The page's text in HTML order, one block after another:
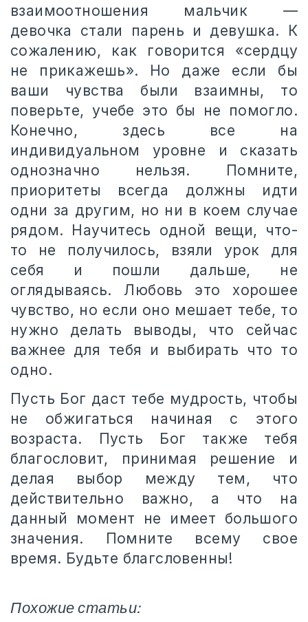
взаимоотношения мальчик —
девочка стали парень и девушка. К
сожалению, как говорится «сердцу
не прикажешь». Но даже если бы
ваши чувства были взаимны, то
поверьте, учебе это бы не помогло.
Конечно, здесь все на
индивидуальном уровне и сказать
однозначно нельзя. Помните,
приоритеты всегда должны идти
одни за другим, но ни в коем случае
рядом. Научитесь одной вещи, что-
то не получилось, взяли урок для
себя и пошли дальше, не
оглядываясь. Любовь это хорошее
чувство, но если оно мешает тебе, то
нужно делать выводы, что сейчас
важнее для тебя и выбирать что то
одно.
Пусть Бог даст тебе мудрость, чтобы
не обжигаться начиная с этого
возраста. Пусть Бог также тебя
благословит, принимая решение и
делая выбор между тем, что
действительно важно, а что на
данный момент не имеет большого
значения. Помните всему свое
время. Будьте благсловенны!
Похожие статьи: